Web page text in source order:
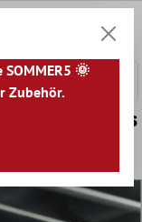
Glas Weiss
🌞
Zubehör.